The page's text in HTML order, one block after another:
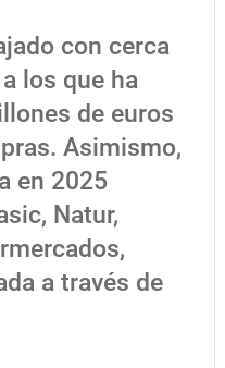
con cerca
los que ha
de euros
Asimismo,
en 2025
Natur,
a través de